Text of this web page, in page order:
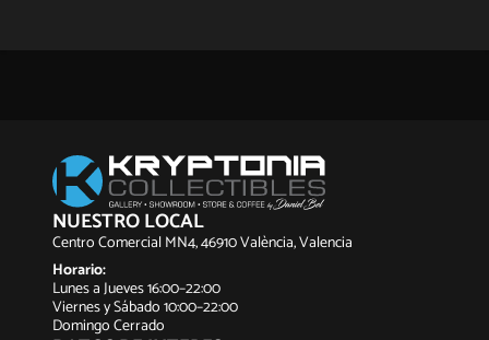
NUESTRO LOCAL
Centro Comercial MN4, 46910 València, Valencia
Horario:
Lunes a Jueves 16:00–22:00
Viernes y Sábado 10:00–22:00
Domingo Cerrado